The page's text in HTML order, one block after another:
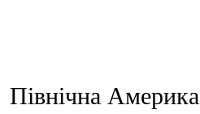
Північна Америка